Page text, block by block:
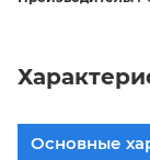
Основные